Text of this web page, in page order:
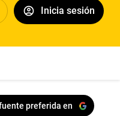
Inicia sesión
preferida en